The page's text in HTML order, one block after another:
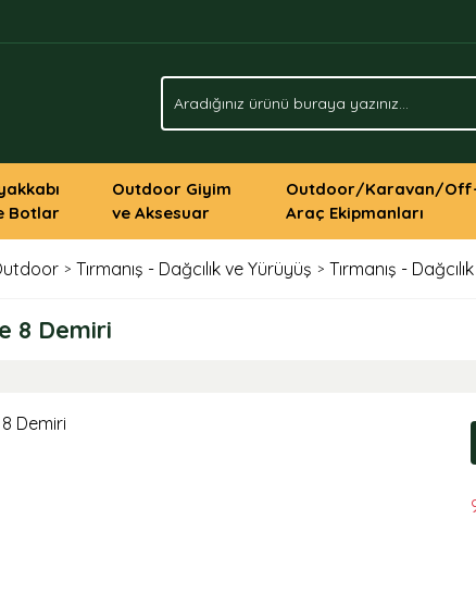
Botlar
Outdoor Giyim
ve Aksesuar
Outdoor/Karavan/
Araç Ekipmanları
Tırmanış - Dağcılık ve Yürüyüş Tırmanış -
8 Demiri